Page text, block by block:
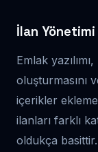
İlan Yönetimi
Emlak
oluşturmasını
içerikler
ilanları farklı
oldukça